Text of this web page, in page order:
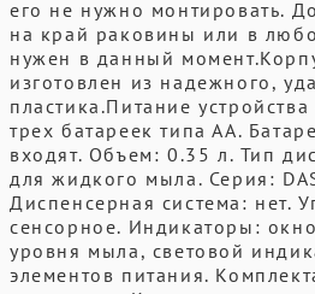
его не нужно монтировать.
на край раковины или в
нужен в данный
изготовлен из надежного,
пластика.Питание
трех батареек типа АА.
входят. Объем: 0.35 л. Тип
для жидкого мыла. Серия:
Диспенсерная система: нет.
сенсорное. Индикаторы:
уровня мыла, световой
элементов питания.